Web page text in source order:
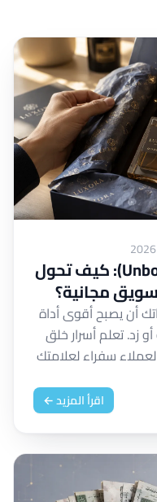
تجربة فتح الصندوق (Unboxing): كيف تحول
مجانية؟
أن يصبح أقوى أداة
زد. تعلم أسرار خلق
سفراء لعلامتك
اقرأ المزيد ←